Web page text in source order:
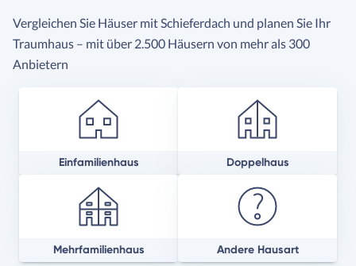
Vergleichen Sie Häuser mit Schieferdach und planen Sie Ihr
Traumhaus – mit über 2.500 Häusern von mehr als 300
Anbietern
Einfamilienhaus Doppelhaus
Mehrfamilienhaus Andere Hausart